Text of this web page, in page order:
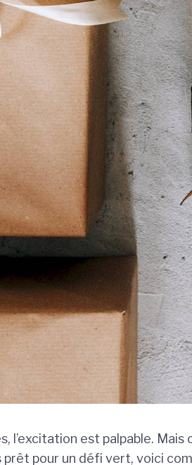
l’excitation est palpable.
prêt pour un défi vert, voici